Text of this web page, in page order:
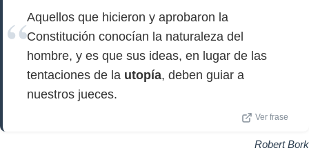
Aquellos que hicieron y aprobaron la
Constitución conocían la naturaleza del
hombre, y es que sus ideas, en lugar de las
tentaciones de la utopía, deben guiar a
nuestros jueces.
Ver frase
Robert Bork